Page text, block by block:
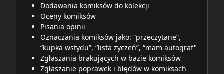
Dodawania komiksów do kolekcji
Oceny komiksów
Pisania opinii
Oznaczania komiksów jako: “przeczytane”,
“kupka wstydu”, “lista życzeń”, “mam autograf"
Zgłaszania brakujących w bazie komiksów
Zgłaszanie poprawek i błędów w komiksach